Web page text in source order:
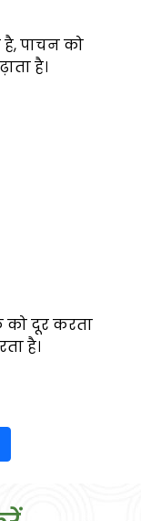
पाचन को
है।
को दूर करता
है।